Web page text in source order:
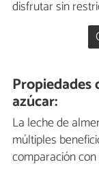
disfrutar sin
Propiedades
azúcar:
La leche de
múltiples
comparación